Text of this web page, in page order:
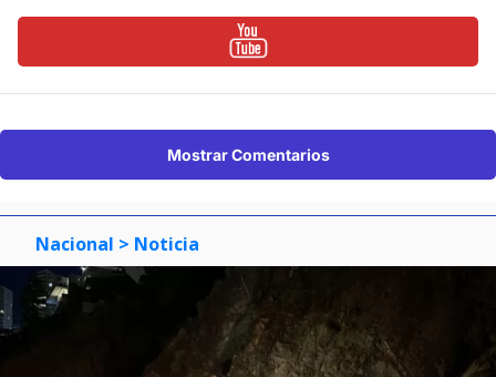
Mostrar Comentarios
Nacional > Noticia